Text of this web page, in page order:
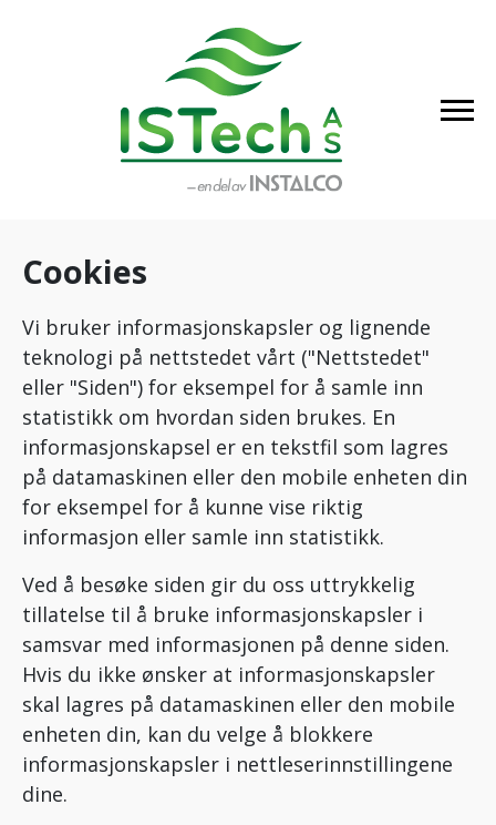
Cookies
Vi bruker informasjonskapsler og lignende
teknologi på nettstedet vårt ("Nettstedet"
eller "Siden") for eksempel for å samle inn
statistikk om hvordan siden brukes. En
informasjonskapsel er en tekstfil som lagres
på datamaskinen eller den mobile enheten din
for eksempel for å kunne vise riktig
informasjon eller samle inn statistikk.
Ved å besøke siden gir du oss uttrykkelig
tillatelse til å bruke informasjonskapsler i
samsvar med informasjonen på denne siden.
Hvis du ikke ønsker at informasjonskapsler
skal lagres på datamaskinen eller den mobile
enheten din, kan du velge å blokkere
informasjonskapsler i nettleserinnstillingene
dine.